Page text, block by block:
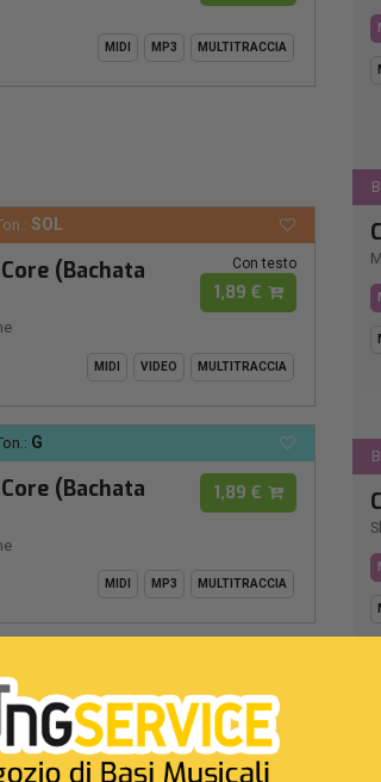
MIDI MP3 MULTITRACCIA
SOL
(Bachata
Con testo
1,89 €
MIDI VIDEO MULTITRACCIA
G
(Bachata
1,89 €
MIDI MP3 MULTITRACCIA
Ton.: SOL
Con testo